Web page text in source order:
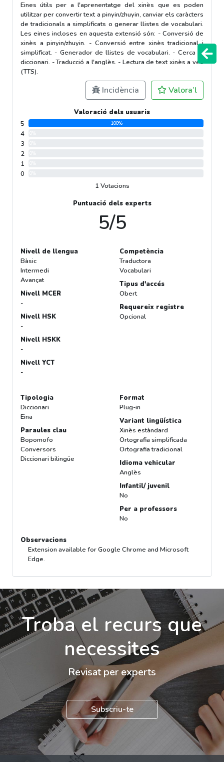
Eines útils per a l'aprenentatge del xinès que es poden
utilitzar per convertir text a pinyin/zhuyin, canviar els caràcters
de tradicionals a simplificats o generar llistes de vocabulari.
Les eines incloses en aquesta extensió són: - Conversió de
xinès a pinyin/zhuyin. - Conversió entre xinès tradicional i
simplificat. - Generador de llistes de vocabulari. - Cerca al
diccionari. - Traducció a l'anglès. - Lectura de text xinès a veu
(TTS).
Incidència Valora’l
Valoració dels usuaris
5
100%
4
3
2
1
0
1 Votacions
Puntuació dels experts
5/5
Nivell de llengua
Bàsic
Intermedi
Avançat
Nivell MCER
-
Nivell HSK
-
Nivell HSKK
-
Nivell YCT
-
Competència
Traductora
Vocabulari
Tipus d'accés
Obert
Requereix registre
Opcional
Tipologia
Diccionari
Eina
Paraules clau
Bopomofo
Conversors
Diccionari bilingüe
Format
Plug-in
Variant lingüística
Xinès estàndard
Ortografia simplificada
Ortografia tradicional
Idioma vehicular
Anglès
Infantil/ juvenil
No
Per a professors
No
Observacions
Extension available for Google Chrome and Microsoft
Edge.
Troba el recurs que
necessites
Revisat per experts
Subscriu-te